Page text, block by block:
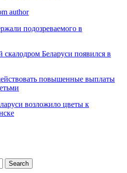
author
подозреваемого в
Беларуси появился в
повышенные выплаты
возложило цветы к